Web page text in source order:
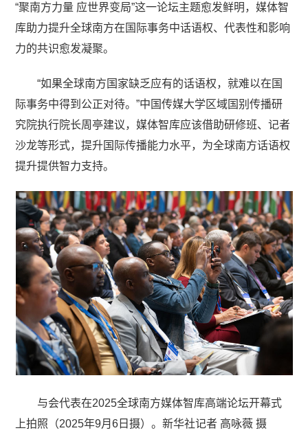
“聚南方力量 应世界变局”这一论坛主题愈发鲜明，媒体智
库助力提升全球南方在国际事务中话语权、代表性和影响
力的共识愈发凝聚。
“如果全球南方国家缺乏应有的话语权，就难以在国
际事务中得到公正对待。”中国传媒大学区域国别传播研
究院执行院长周亭建议，媒体智库应该借助研修班、记者
沙龙等形式，提升国际传播能力水平，为全球南方话语权
提升提供智力支持。
与会代表在2025全球南方媒体智库高端论坛开幕式
上拍照（2025年9月6日摄）。新华社记者 高咏薇 摄